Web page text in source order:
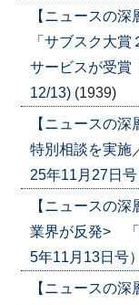
【ニュースの
「サブスク大
サービスが受賞
12/13) (1939)
【ニュースの
特別相談を実施
25年11月27日
【ニュースの
業界が反発> 「
5年11月13日号
【ニュースの